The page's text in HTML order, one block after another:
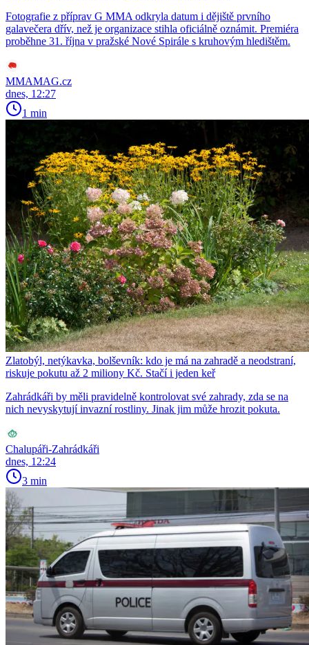
Fotografie z příprav G MMA odkryla datum i dějiště prvního
galavečera dřív, než je organizace stihla oficiálně oznámit. Premiéra
proběhne 31. října v pražské Nové Spirále s kruhovým hledištěm.
MMAMAG.cz
dnes, 12:27
1 min
Zlatobýl, netýkavka, bolševník: kdo je má na zahradě a neodstraní,
riskuje pokutu až 2 miliony Kč. Stačí i jeden keř
Zahrádkáři by měli pravidelně kontrolovat své zahrady, zda se na
nich nevyskytují invazní rostliny. Jinak jim může hrozit pokuta.
Chalupáři-Zahrádkáři
dnes, 12:24
3 min